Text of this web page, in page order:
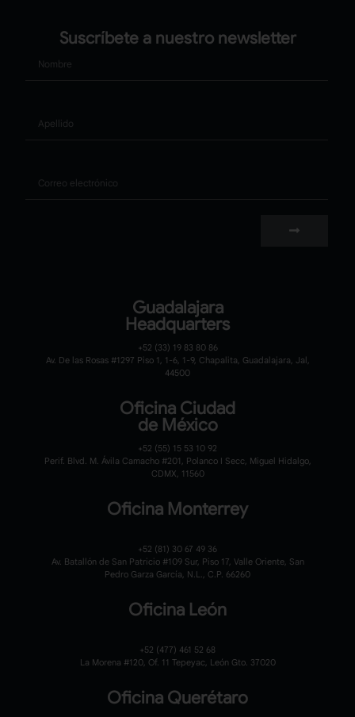
Suscríbete a nuestro newsletter
Nombre
Guadalajara
Headquarters
+52 (33) 19 83 80 86
Av. De las Rosas #1297 Piso 1, 1-6, 1-9, Chapalita, Guadalajara, Jal,
44500
Oficina Ciudad
de México
+52 (55) 15 53 10 92
Perif. Blvd. M. Ávila Camacho #201, Polanco I Secc, Miguel Hidalgo,
CDMX, 11560
Oficina Monterrey
+52 (81) 30 67 49 36
Av. Batallón de San Patricio #109 Sur, Piso 17, Valle Oriente, San
Pedro Garza García, N.L., C.P. 66260
Oficina León
+52 (477) 461 52 68
La Morena #120, Of. 11 Tepeyac, León Gto. 37020
Oficina Querétaro